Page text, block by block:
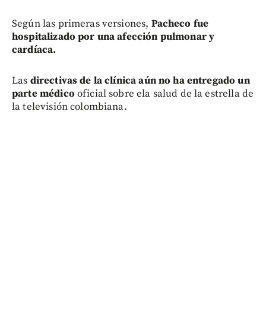
Según las primeras versiones, Pacheco fue
hospitalizado por una afección pulmonar y
cardíaca.
Las directivas de la clínica aún no ha entregado un
parte médico oficial sobre ela salud de la estrella de
la televisión colombiana.